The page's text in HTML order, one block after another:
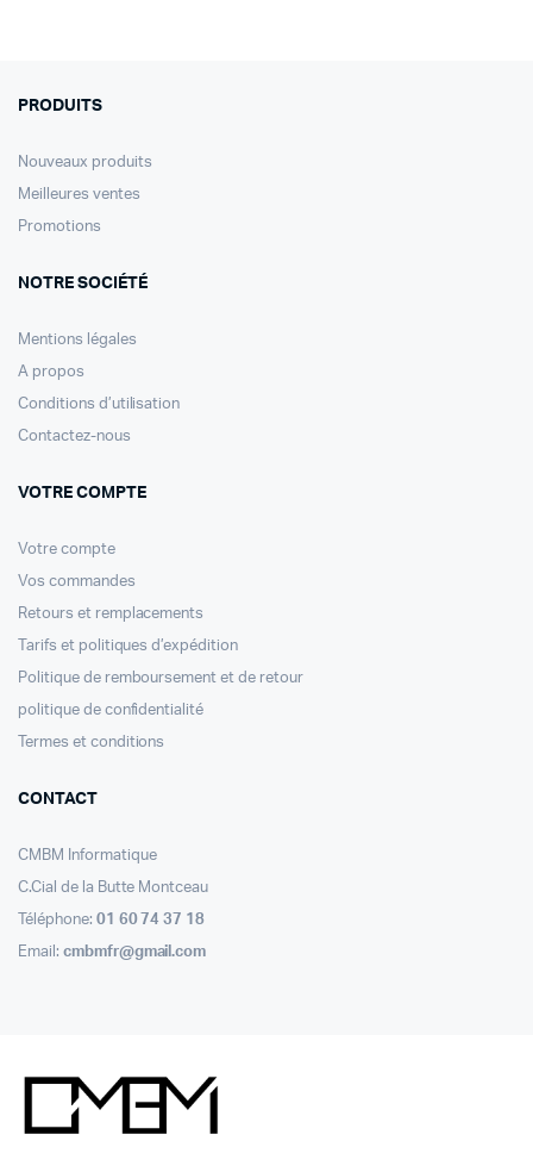
PRODUITS
Nouveaux produits
Meilleures ventes
Promotions
NOTRE SOCIÉTÉ
Mentions légales
A propos
Conditions d’utilisation
Contactez-nous
VOTRE COMPTE
Votre compte
Vos commandes
Retours et remplacements
Tarifs et politiques d’expédition
Politique de remboursement et de retour
politique de confidentialité
Termes et conditions
CONTACT
CMBM Informatique
C.Cial de la Butte Montceau
Téléphone: 01 60 74 37 18
Email: cmbmfr@gmail.com